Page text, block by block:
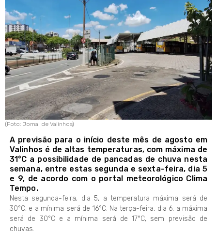
(Foto: Jornal de Valinhos)
A previsão para o início deste mês de agosto em
Valinhos é de altas temperaturas, com máxima de
31°C a possibilidade de pancadas de chuva nesta
semana, entre estas segunda e sexta-feira, dia 5
e 9, de acordo com o portal meteorológico Clima
Tempo.
Nesta segunda-feira, dia 5, a temperatura máxima será de
30°C, e a mínima será de 16°C. Na terça-feira, dia 6, a máxima
será de 30°C e a mínima será de 17°C, sem previsão de
chuvas.